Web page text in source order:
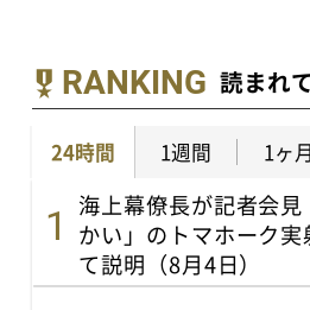
RANKING 読まれ
24時間 1週間 1ヶ月
海上幕僚長が記者会
かい」のトマホーク
て説明（8月4日）